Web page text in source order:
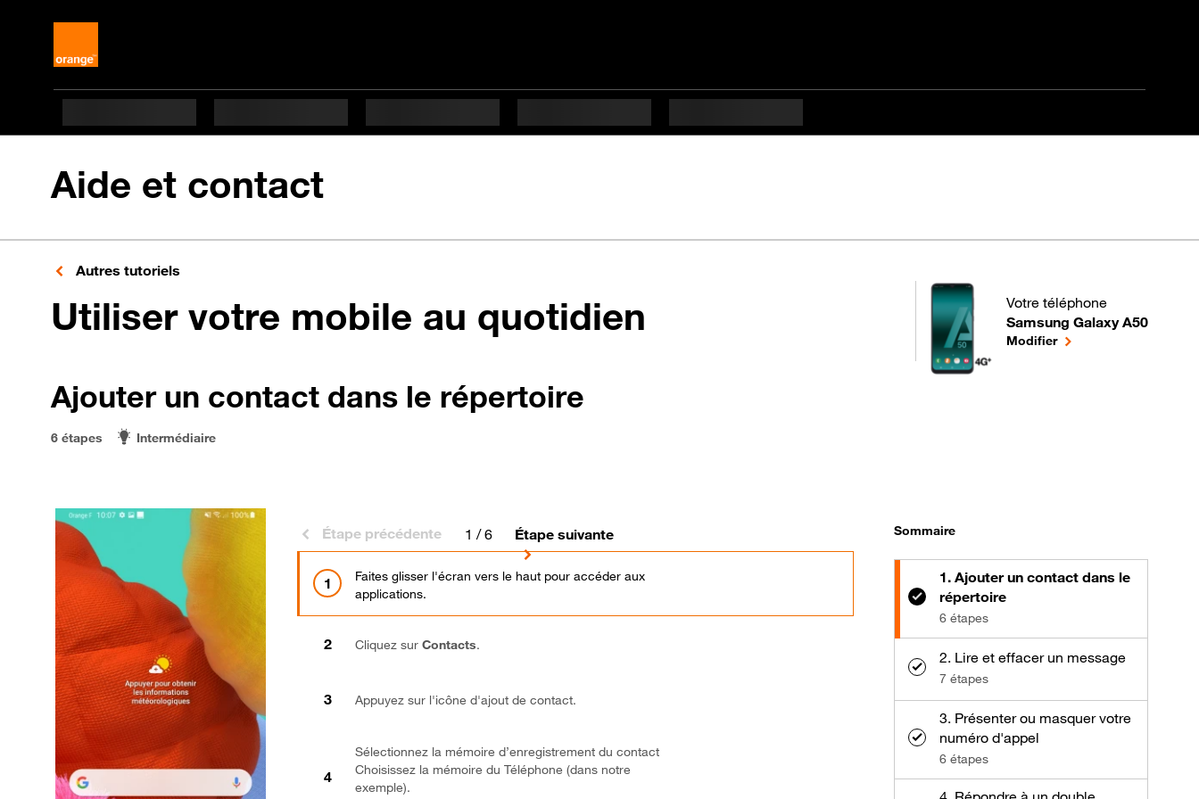
Aide et contact
Autres tutoriels
Utiliser votre mobile au quotidien
Votre téléphone
Samsung Galaxy A50
pour votre Samsung Galaxy
Modifierle téléphone
Ajouter un contact dans le répertoire
6 étapes Intermédiaire
Étape précédente 1 / 6 Étape suivante
Faites glisser l'écran vers le haut pour accéder aux
applications.
Cliquez surContacts.
Appuyez sur l'icône d'ajout de contact.
Sélectionnez la mémoire d’enregistrement du contact
Choisissez la mémoire du Téléphone (dans notre
exemple).
Sommaire
1. Ajouter un contact dans le
répertoire
6 étapes
2. Lire et effacer un message
7 étapes
3. Présenter ou masquer votre
numéro d'appel
6 étapes